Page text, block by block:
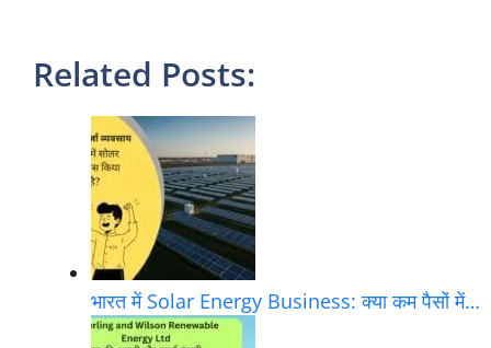
Related Posts:
भारत में Solar Energy Business: क्या कम पैसों में…